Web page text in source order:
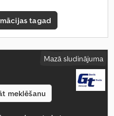
tagad
Mazā sludinājuma
meklēšanu